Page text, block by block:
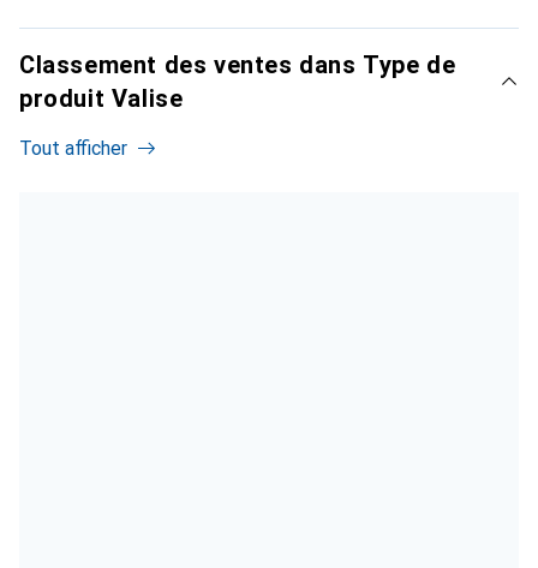
Classement des ventes dans Type de
produit Valise
Tout afficher